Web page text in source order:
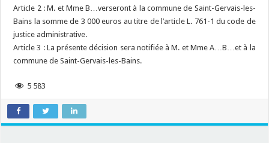
Article 2 : M. et Mme B…verseront à la commune de Saint-Gervais-les-
Bains la somme de 3 000 euros au titre de l’article L. 761-1 du code de
justice administrative.
Article 3 : La présente décision sera notifiée à M. et Mme A…B…et à la
commune de Saint-Gervais-les-Bains.
5 583